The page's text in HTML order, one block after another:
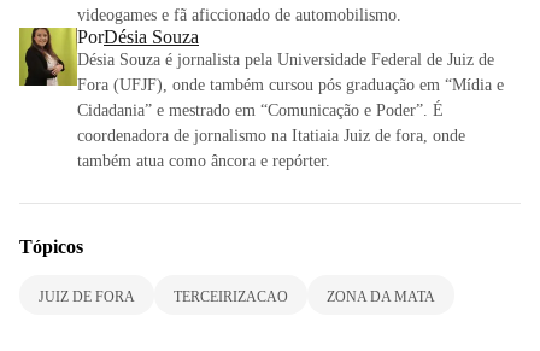
videogames e fã aficcionado de automobilismo.
PorDésia Souza
Désia Souza é jornalista pela Universidade Federal de Juiz de
Fora (UFJF), onde também cursou pós graduação em “Mídia e
Cidadania” e mestrado em “Comunicação e Poder”. É
coordenadora de jornalismo na Itatiaia Juiz de fora, onde
também atua como âncora e repórter.
Tópicos
JUIZ DE FORA TERCEIRIZACAO ZONA DA MATA